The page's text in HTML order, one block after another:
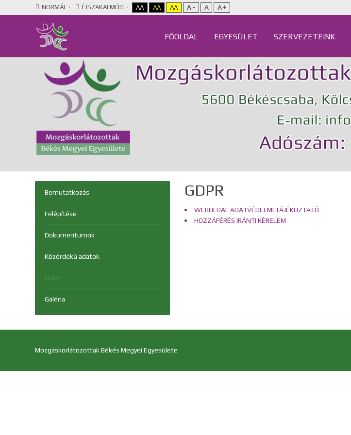
NORMÁL ÉJSZAKAI MÓD AA AA AA A - A A +
FŐOLDAL EGYESÜLET SZERVEZETEINK
GDPR
WEBOLDAL ADATVÉDELMI TÁJÉKOZTATÓ
HOZZÁFÉRÉS IRÁNTI KÉRELEM
Bemutatkozás
Felépítése
Dokumentumok
Közérdekű adatok
GDPR
Galéria
Mozgáskorlátozottak Békés Megyei Egyesülete